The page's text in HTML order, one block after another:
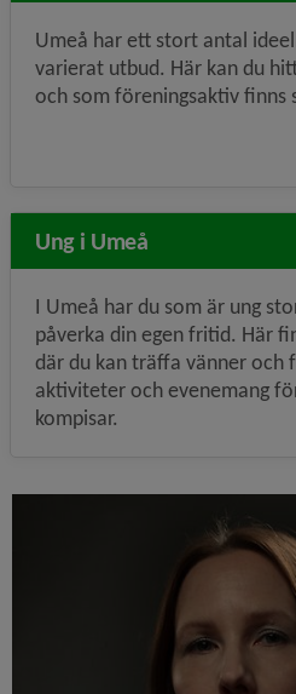
Umeå har ett stort antal
varierat utbud. Här kan du
och som föreningsaktiv finns
Ung i Umeå
I Umeå har du som är ung
påverka din egen fritid. Här
där du kan träffa vänner och
aktiviteter och evenemang
kompisar.